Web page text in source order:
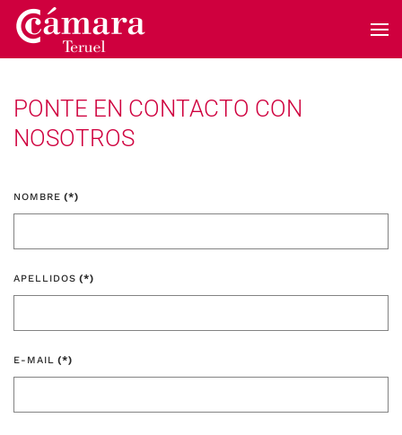
Skip to main content
PONTE EN CONTACTO CON
NOSOTROS
NOMBRE (*)
APELLIDOS (*)
E-MAIL (*)